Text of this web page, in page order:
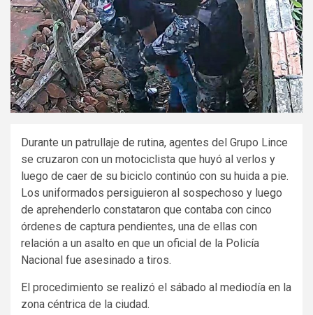
Durante un patrullaje de rutina, agentes del Grupo Lince
se cruzaron con un motociclista que huyó al verlos y
luego de caer de su biciclo continúo con su huida a pie.
Los uniformados persiguieron al sospechoso y luego
de aprehenderlo constataron que contaba con cinco
órdenes de captura pendientes, una de ellas con
relación a un asalto en que un oficial de la Policía
Nacional fue asesinado a tiros.
El procedimiento se realizó el sábado al mediodía en la
zona céntrica de la ciudad.